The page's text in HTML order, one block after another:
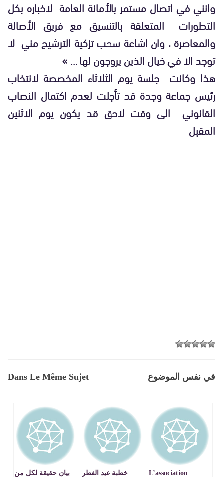
وانني في اتصال مستمر بالأمانة العامة لاخباره بكل
التطورات المتعلقة بالتنسيق مع فريق الأصالة
والمعاصرة ، وان اشاعة سحب تزكية الترشيح مني لا
توجد الا في خيال الذين يروجون لها … »
هذا وكانت جلسة يوم الثلاثاء المخصصة لانتخاب
رئيس جماعة وجدة قد تأجلت لعدم اكتمال النصاب
القانوني الى وقت لاحق قد يكون يوم الاثنين
المقبل
Dans Le Même Sujet في نفس الموضوع
L’association
خطبة عيد الفطر
بيان حقيقة لكل من